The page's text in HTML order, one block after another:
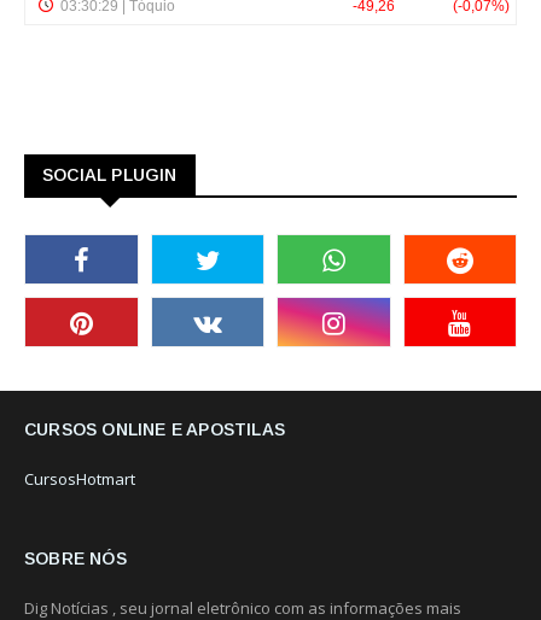
SOCIAL PLUGIN
CURSOS ONLINE E APOSTILAS
CursosHotmart
SOBRE NÓS
Dig Notícias , seu jornal eletrônico com as informações mais